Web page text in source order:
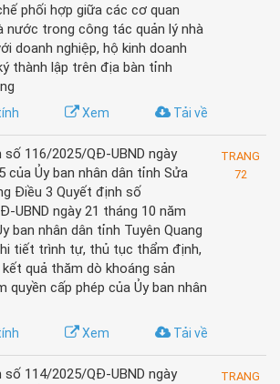
phối hợp giữa các cơ quan
nước trong công tác quản lý nhà
doanh nghiệp, hộ kinh doanh
thành lập trên địa bàn tỉnh
Tải về
Xem
số 116/2025/QĐ-UBND ngày
của Ủy ban nhân dân tỉnh Sửa
Điều 3 Quyết định số
UBND ngày 21 tháng 10 năm
ban nhân dân tỉnh Tuyên Quang
tiết trình tự, thủ tục thẩm định,
quả thăm dò khoáng sản
quyền cấp phép của Ủy ban nhân
Tải về
Xem
TRANG
72
số 114/2025/QĐ-UBND ngày
TRANG